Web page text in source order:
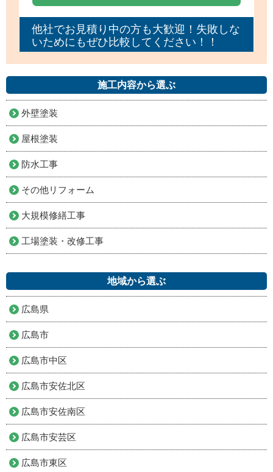
他社でお見積り中の方も大歓迎！失敗しな
いためにもぜひ比較してください！！
施工内容から選ぶ
外壁塗装
屋根塗装
防水工事
その他リフォーム
大規模修繕工事
工場塗装・改修工事
地域から選ぶ
広島県
広島市
広島市中区
広島市安佐北区
広島市安佐南区
広島市安芸区
広島市東区